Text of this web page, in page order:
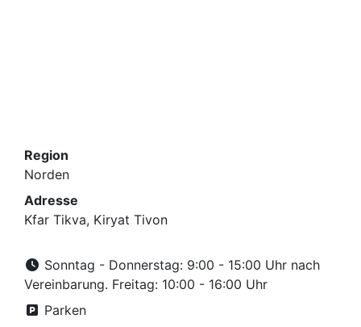
Region
Norden
Adresse
Kfar Tikva, Kiryat Tivon
Sonntag - Donnerstag: 9:00 - 15:00 Uhr nach
Vereinbarung. Freitag: 10:00 - 16:00 Uhr
Parken